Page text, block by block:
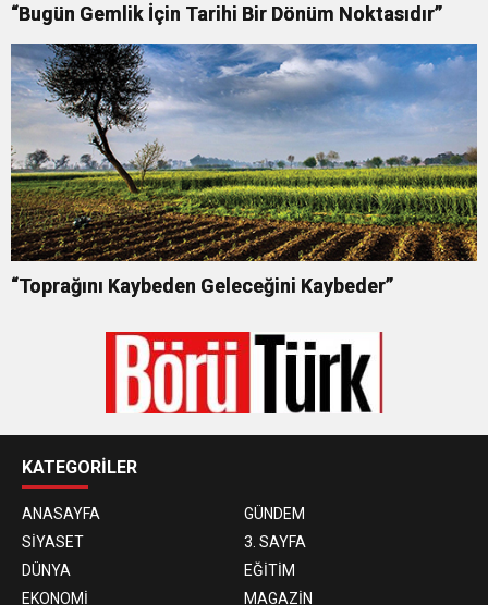
“Bugün Gemlik İçin Tarihi Bir Dönüm Noktasıdır”
“Toprağını Kaybeden Geleceğini Kaybeder”
KATEGORİLER
ANASAYFA
GÜNDEM
SİYASET
3. SAYFA
DÜNYA
EĞİTİM
EKONOMİ
MAGAZİN